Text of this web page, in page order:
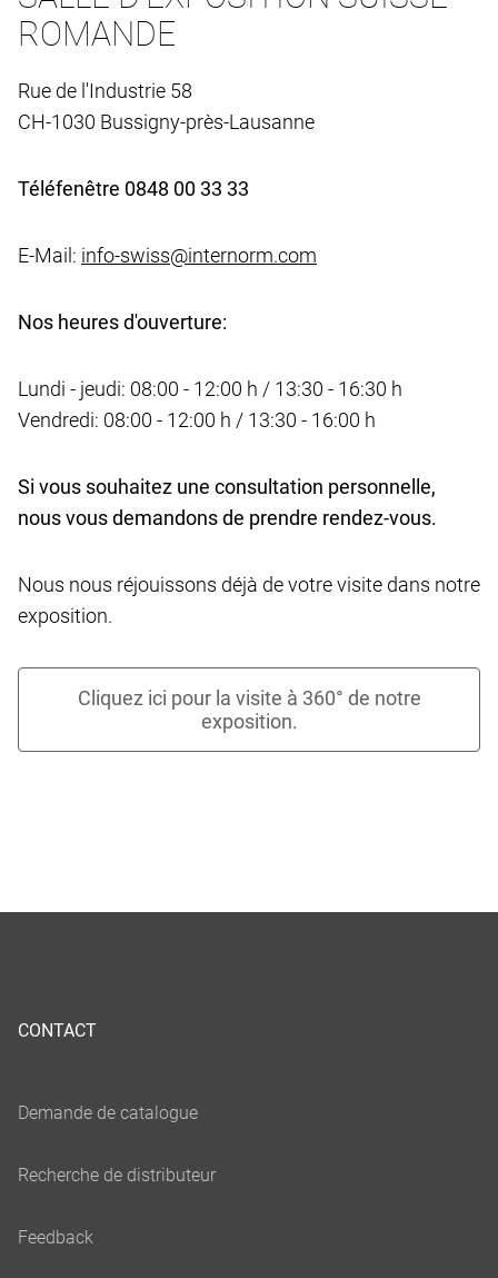
ROMANDE
Rue de l'Industrie 58
CH-1030 Bussigny-près-Lausanne
Téléfenêtre 0848 00 33 33
E-Mail: info-swiss@internorm.com
Nos heures d'ouverture:
Lundi - jeudi: 08:00 - 12:00 h / 13:30 - 16:30 h
Vendredi: 08:00 - 12:00 h / 13:30 - 16:00 h
Si vous souhaitez une consultation personnelle,
nous vous demandons de prendre rendez-vous.
Nous nous réjouissons déjà de votre visite dans notre
exposition.
CONTACT